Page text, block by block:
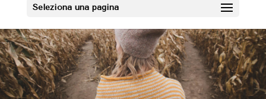
Seleziona una pagina